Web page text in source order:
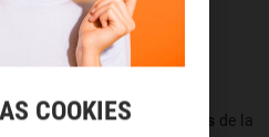
el contador de seguidos de la
COOKIES